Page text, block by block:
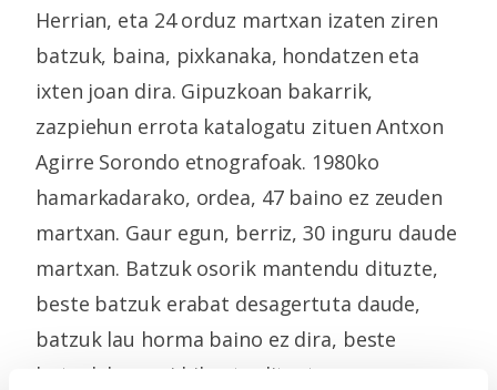
Herrian, eta 24 orduz martxan izaten ziren
batzuk, baina, pixkanaka, hondatzen eta
ixten joan dira. Gipuzkoan bakarrik,
zazpiehun errota katalogatu zituen Antxon
Agirre Sorondo etnografoak. 1980ko
hamarkadarako, ordea, 47 baino ez zeuden
martxan. Gaur egun, berriz, 30 inguru daude
martxan. Batzuk osorik mantendu dituzte,
beste batzuk erabat desagertuta daude,
batzuk lau horma baino ez dira, beste
batzuk baserri bihurtu dituzte...